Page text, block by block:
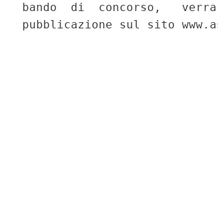
bando  di  concorso,
pubblicazione sul sito